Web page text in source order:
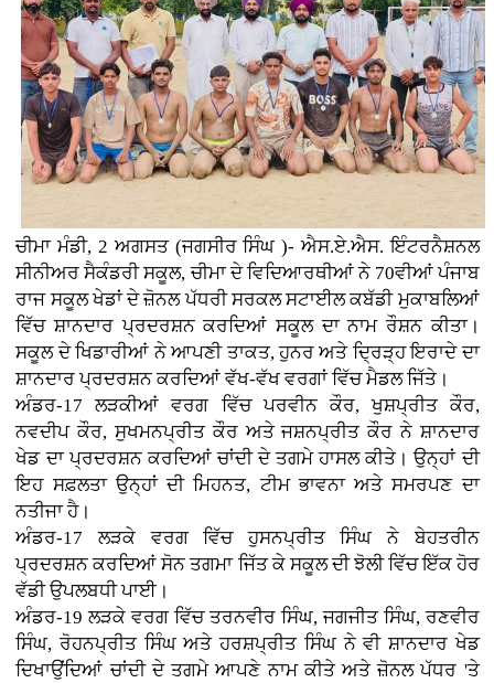
ਚੀਮਾ ਮੰਡੀ, 2 ਅਗਸਤ (ਜਗਸੀਰ ਸਿੰਘ )- ਐਸ.ਏ.ਐਸ. ਇੰਟਰਨੈਸ਼ਨਲ
ਸੀਨੀਅਰ ਸੈਕੰਡਰੀ ਸਕੂਲ, ਚੀਮਾ ਦੇ ਵਿਦਿਆਰਥੀਆਂ ਨੇ 70ਵੀਆਂ ਪੰਜਾਬ
ਰਾਜ ਸਕੂਲ ਖੇਡਾਂ ਦੇ ਜ਼ੋਨਲ ਪੱਧਰੀ ਸਰਕਲ ਸਟਾਈਲ ਕਬੱਡੀ ਮੁਕਾਬਲਿਆਂ
ਵਿੱਚ ਸ਼ਾਨਦਾਰ ਪ੍ਰਦਰਸ਼ਨ ਕਰਦਿਆਂ ਸਕੂਲ ਦਾ ਨਾਮ ਰੌਸ਼ਨ ਕੀਤਾ।
ਸਕੂਲ ਦੇ ਖਿਡਾਰੀਆਂ ਨੇ ਆਪਣੀ ਤਾਕਤ, ਹੁਨਰ ਅਤੇ ਦ੍ਰਿੜ੍ਹ ਇਰਾਦੇ ਦਾ
ਸ਼ਾਨਦਾਰ ਪ੍ਰਦਰਸ਼ਨ ਕਰਦਿਆਂ ਵੱਖ-ਵੱਖ ਵਰਗਾਂ ਵਿੱਚ ਮੈਡਲ ਜਿੱਤੇ।
ਅੰਡਰ-17 ਲੜਕੀਆਂ ਵਰਗ ਵਿੱਚ ਪਰਵੀਨ ਕੌਰ, ਖੁਸ਼ਪ੍ਰੀਤ ਕੌਰ,
ਨਵਦੀਪ ਕੌਰ, ਸੁਖਮਨਪ੍ਰੀਤ ਕੌਰ ਅਤੇ ਜਸ਼ਨਪ੍ਰੀਤ ਕੌਰ ਨੇ ਸ਼ਾਨਦਾਰ
ਖੇਡ ਦਾ ਪ੍ਰਦਰਸ਼ਨ ਕਰਦਿਆਂ ਚਾਂਦੀ ਦੇ ਤਗਮੇ ਹਾਸਲ ਕੀਤੇ। ਉਨ੍ਹਾਂ ਦੀ
ਇਹ ਸਫ਼ਲਤਾ ਉਨ੍ਹਾਂ ਦੀ ਮਿਹਨਤ, ਟੀਮ ਭਾਵਨਾ ਅਤੇ ਸਮਰਪਣ ਦਾ
ਨਤੀਜਾ ਹੈ।
ਅੰਡਰ-17 ਲੜਕੇ ਵਰਗ ਵਿੱਚ ਹੁਸਨਪ੍ਰੀਤ ਸਿੰਘ ਨੇ ਬੇਹਤਰੀਨ
ਪ੍ਰਦਰਸ਼ਨ ਕਰਦਿਆਂ ਸੋਨ ਤਗਮਾ ਜਿੱਤ ਕੇ ਸਕੂਲ ਦੀ ਝੋਲੀ ਵਿੱਚ ਇੱਕ ਹੋਰ
ਵੱਡੀ ਉਪਲਬਧੀ ਪਾਈ।
ਅੰਡਰ-19 ਲੜਕੇ ਵਰਗ ਵਿੱਚ ਤਰਨਵੀਰ ਸਿੰਘ, ਜਗਜੀਤ ਸਿੰਘ, ਰਣਵੀਰ
ਸਿੰਘ, ਰੋਹਨਪ੍ਰੀਤ ਸਿੰਘ ਅਤੇ ਹਰਸ਼ਪ੍ਰੀਤ ਸਿੰਘ ਨੇ ਵੀ ਸ਼ਾਨਦਾਰ ਖੇਡ
ਦਿਖਾਉਂਦਿਆਂ ਚਾਂਦੀ ਦੇ ਤਗਮੇ ਆਪਣੇ ਨਾਮ ਕੀਤੇ ਅਤੇ ਜ਼ੋਨਲ ਪੱਧਰ 'ਤੇ